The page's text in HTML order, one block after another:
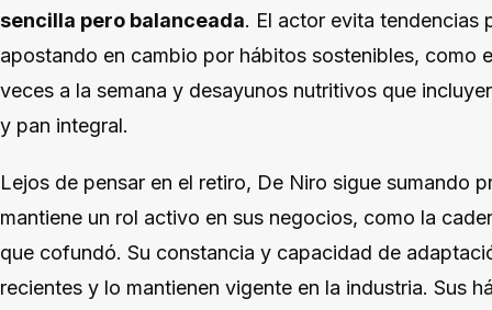
sencilla pero balanceada. El actor evita tendencias
apostando en cambio por hábitos sostenibles, como
veces a la semana y desayunos nutritivos que
y pan integral.
Lejos de pensar en el retiro, De Niro sigue sumando
mantiene un rol activo en sus negocios, como la
que cofundó. Su constancia y capacidad de
recientes y lo mantienen vigente en la industria. Sus